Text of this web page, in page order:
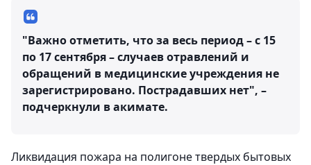
"Важно отметить, что за весь период – с 15
по 17 сентября – случаев отравлений и
обращений в медицинские учреждения не
зарегистрировано. Пострадавших нет", –
подчеркнули в акимате.
Ликвидация пожара на полигоне твердых бытовых